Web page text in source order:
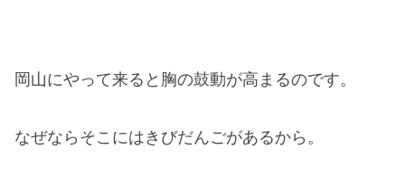
岡山にやって来ると胸の鼓動が高まるのです。
なぜならそこにはきびだんごがあるから。